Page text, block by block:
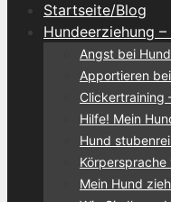
Startseite/Blog
Hundeerziehung
Angst bei
Apportieren
Clickertraining
Hilfe! Mein
Hund
Körpersprache
Mein Hund